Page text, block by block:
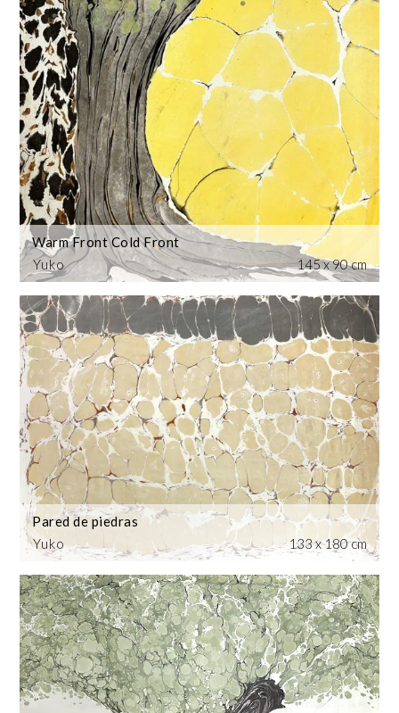
Yuko
Warm Front Cold Front
145 x 90 cm
Yuko
Pared de piedras
133 x 180 cm